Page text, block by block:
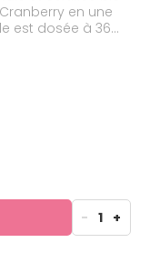
en une
est dosée à 36
- 1 +